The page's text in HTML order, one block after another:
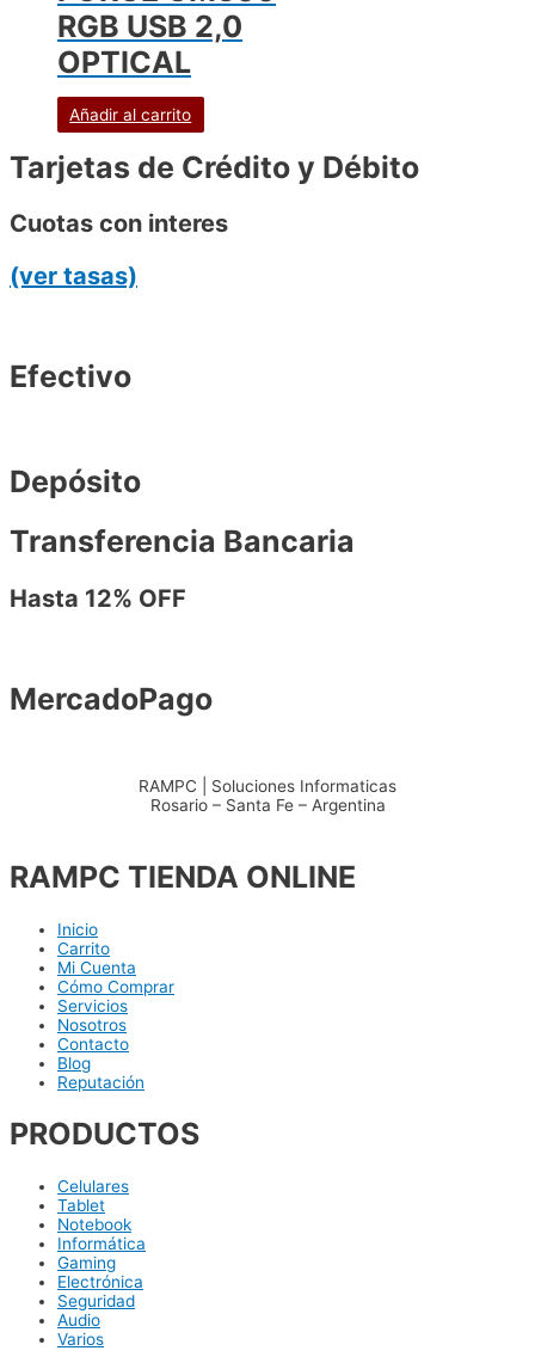
RGB USB 2,0
OPTICAL
Añadir al carrito
Tarjetas de Crédito y Débito
Cuotas con interes
(ver tasas)
Efectivo
Depósito
Transferencia Bancaria
Hasta 12% OFF
MercadoPago
RAMPC | Soluciones Informaticas
Rosario – Santa Fe – Argentina
RAMPC TIENDA ONLINE
Inicio
Carrito
Mi Cuenta
Cómo Comprar
Servicios
Nosotros
Contacto
Blog
Reputación
PRODUCTOS
Celulares
Tablet
Notebook
Informática
Gaming
Electrónica
Seguridad
Audio
Varios